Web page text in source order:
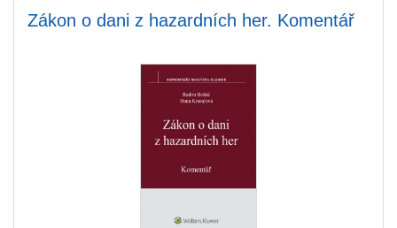
Zákon o dani z hazardních her. Komentář